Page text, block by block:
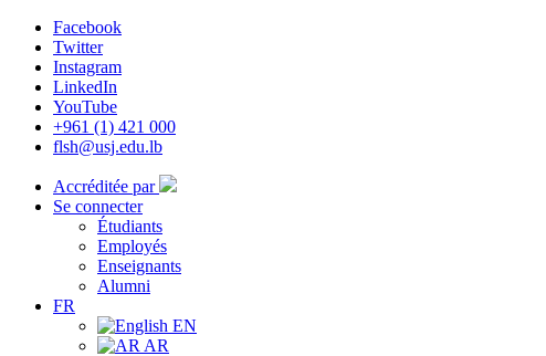
Facebook
Twitter
Instagram
LinkedIn
YouTube
+961 (1) 421 000
flsh@usj.edu.lb
Accréditée par
Se connecter
Étudiants
Employés
Enseignants
Alumni
FR
EN
AR